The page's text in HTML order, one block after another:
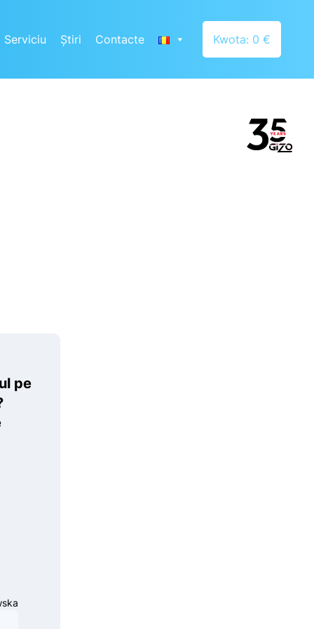
Kwota: 0 €
Serviciu Știri Contacte
pe